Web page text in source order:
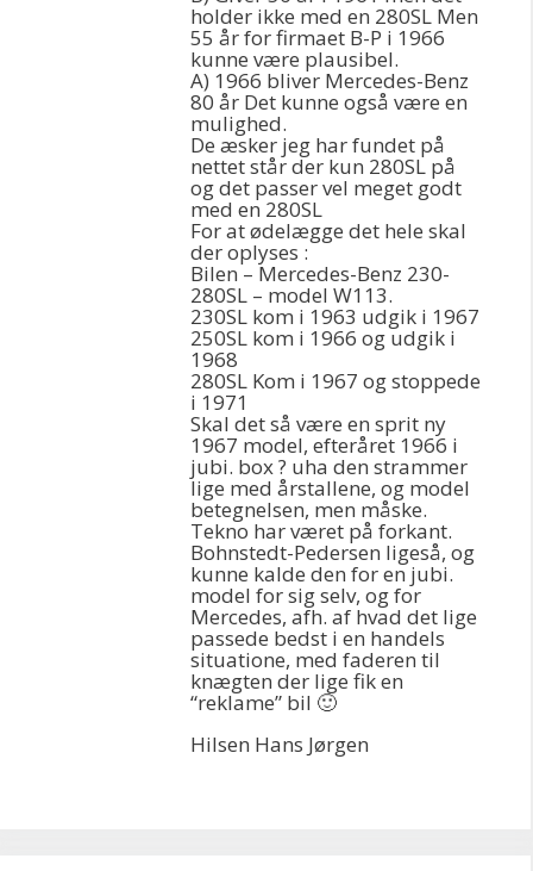
holder ikke med en 280SL Men
55 år for firmaet B-P i 1966
kunne være plausibel.
A) 1966 bliver Mercedes-Benz
80 år Det kunne også være en
mulighed.
De æsker jeg har fundet på
nettet står der kun 280SL på
og det passer vel meget godt
med en 280SL
For at ødelægge det hele skal
der oplyses :
Bilen – Mercedes-Benz 230-
280SL – model W113.
230SL kom i 1963 udgik i 1967
250SL kom i 1966 og udgik i
1968
280SL Kom i 1967 og stoppede
i 1971
Skal det så være en sprit ny
1967 model, efteråret 1966 i
jubi. box ? uha den strammer
lige med årstallene, og model
betegnelsen, men måske.
Tekno har været på forkant.
Bohnstedt-Pedersen ligeså, og
kunne kalde den for en jubi.
model for sig selv, og for
Mercedes, afh. af hvad det lige
passede bedst i en handels
situatione, med faderen til
knægten der lige fik en
“reklame” bil 🙂
Hilsen Hans Jørgen